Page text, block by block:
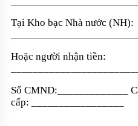
Tại Kho bạc Nhà nước (NH):
Hoặc người nhận tiền:
Số CMND:
cấp: